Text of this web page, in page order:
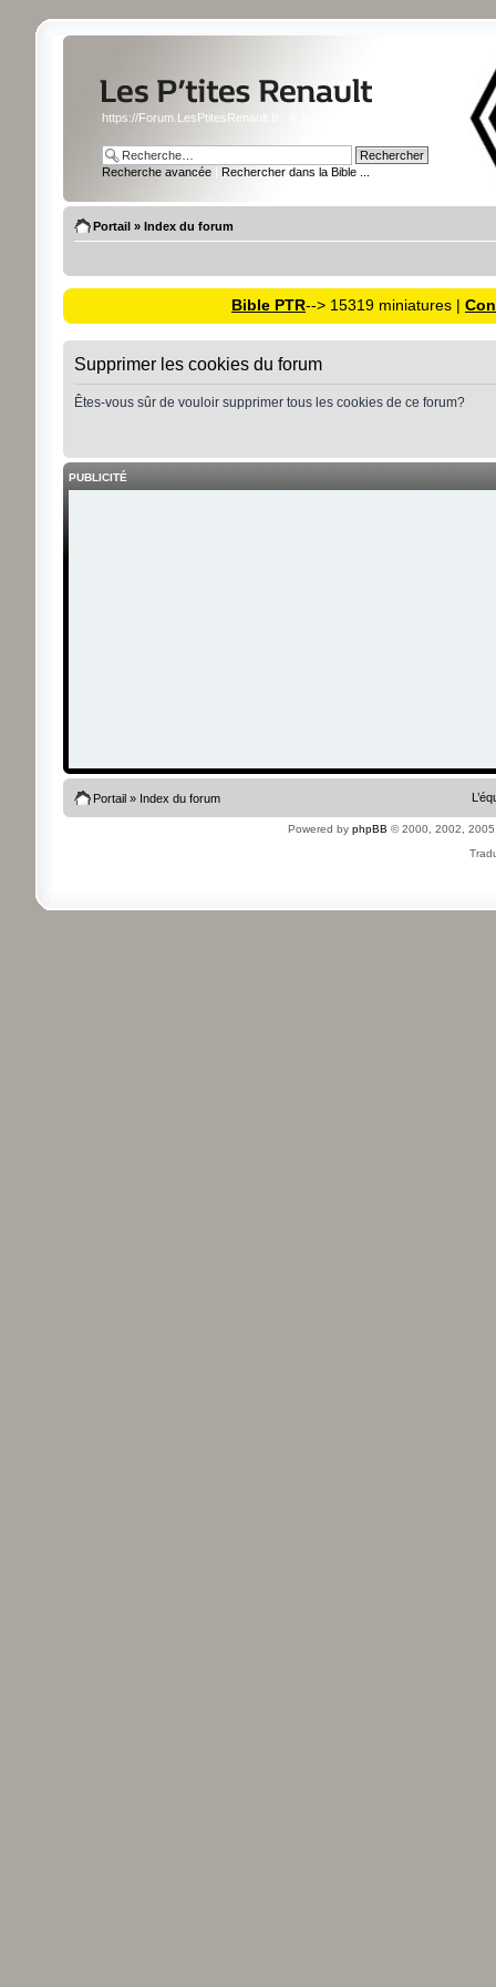
https://Forum.LesPtitesRenault.fr : le forum des miniatures Renault
Recherche avancée | Rechercher dans la Bible ...
Portail» Index du forum
Bible PTR--> 15319 miniatures |
Supprimer les cookies du forum
Êtes-vous sûr de vouloir supprimer tous les cookies de ce forum?
PUBLICITÉ
Portail» Index du forum
Powered by phpBB © 2000, 2002,